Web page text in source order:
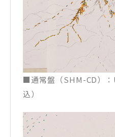
■通常盤（SHM-CD）：
込）